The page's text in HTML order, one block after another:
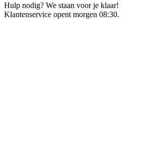
Hulp nodig? We staan voor je klaar!
Klantenservice opent morgen 08:30.